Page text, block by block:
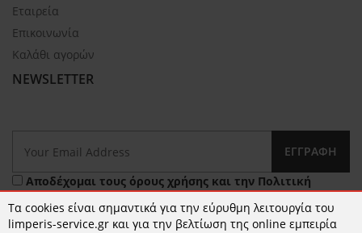
Εταιρεία
Επικοινωνία
Καλάθι αγορών
NEWSLETTER
ΕΓΓΡΑΦΉ
Αποδέχομαι τους όρους χρήσης και την Πολιτική
Τα cookies είναι σημαντικά για την εύρυθμη λειτουργία του
limperis-service.gr και για την βελτίωση της online εμπειρία